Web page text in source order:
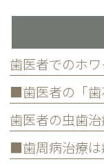
歯医者でのホ